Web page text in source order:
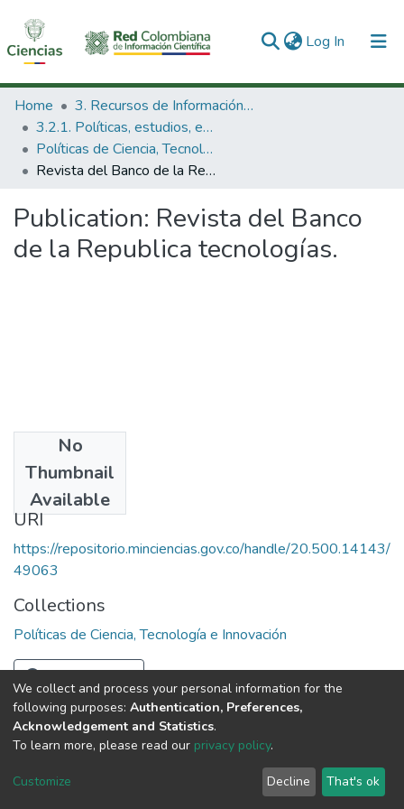
Log In (current)
Communities & Collections
All of DSpace
Statistics
Home
3. Recursos de Información Científica y Tecnológica
3.2.1. Políticas, estudios, evaluaciones e indicadores de CTeI
Políticas de Ciencia, Tecnología e Innovación
Revista del Banco de la Republica tecnologías.
Publication: Revista del Banco
de la Republica tecnologías.
No
Thumbnail
Available
1992
URI
https://repositorio.minciencias.gov.co/handle/20.500.14143/
49063
Collections
Políticas de Ciencia, Tecnología e Innovación
Full item page
DSpace software copyright © 2002-2026
Cookie
End User
Agreement
Send
Feedback
We collect and process your personal information for the
following purposes: Authentication, Preferences,
Acknowledgement and Statistics.
To learn more, please read our privacy policy.
Customize Decline That's ok